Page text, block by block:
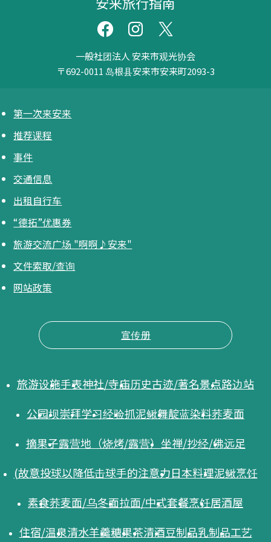
一般社团法人 安来市观光协会
〒692-0011 岛根县安来市安来町2093-3
第一次来安来
推荐课程
事件
交通信息
出租自行车
“德拓”优惠券
旅游交流广场 "啊啊♪安来"
文件索取/查询
网站政策
宣传册
旅游设施手表神社/寺庙历史古迹/著名景点路边站
公园坝崇拜学习经验抓泥鳅舞靛蓝染料荞麦面
摘果子露营地（烧烤/露营） 坐禅/抄经/佛远足
(故意投球以降低击球手的注意力日本料理泥鳅烹饪
素食荞麦面/乌冬面拉面/中式套餐烹饪居酒屋
住宿/温泉清水羊羹糖果茶清酒豆制品乳制品工艺